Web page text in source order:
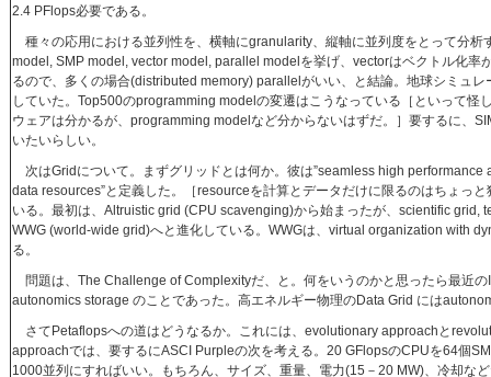
2.4 PFlops必要である。
種々の応用における並列性を、横軸にgranularity、縦軸に並列度をとって分析
model, SMP model, vector model, parallel modelを挙げ、vectorはベクトル化率
るので、多くの場合(distributed memory) parallelがいい、と結論。地球シミュ
していた。Top500のprogramming modelの変遷はこうなっている［といって怪
ウェアは分かるが、programming modelなど分からないはずだ。］要するに、
いたいらしい。
次はGridについて。まずグリッドとは何か。彼は”seamless high performance
data resources”と定義した。［resourceを計算とデータだけに限るのはちょっ
いる。最初は、Altruistic grid (CPU scavenging)から始まったが、scientific grid,
WWG (world-wide grid)へと進化している。WWGは、virtual organization with
る。
問題は、The Challenge of Complexityだ、と。何をいうのかと思ったら最近
autonomics storage のことであった。高エネルギー物理のData Grid には
さてPetaflopsへの道はどうなるか。これには、evolutionary approachと
approachでは、要するにASCI Purpleの次を考える。20 GFlopsのCPUを64個
1000並列にすればいい。もちろん、サイズ、重量、電力(15－20 MW)、冷却な